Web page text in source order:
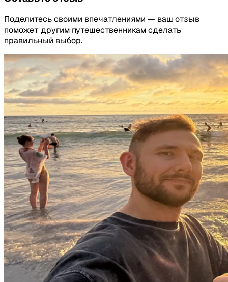
Поделитесь своими впечатлениями — ваш отзыв
поможет другим путешественникам сделать
правильный выбор.